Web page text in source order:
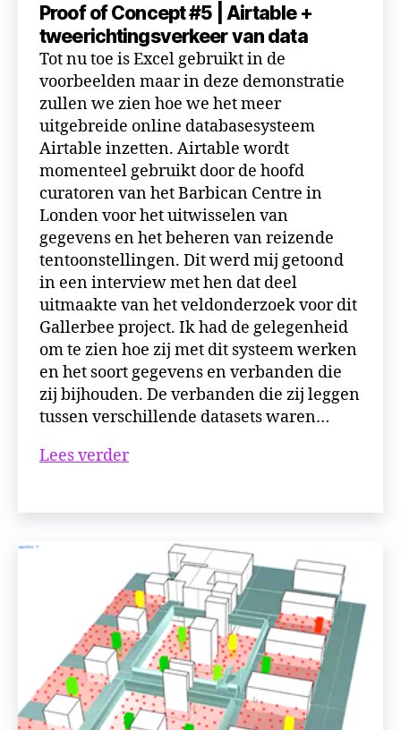
Proof of Concept #5 | Airtable +
tweerichtingsverkeer van data
Tot nu toe is Excel gebruikt in de
voorbeelden maar in deze demonstratie
zullen we zien hoe we het meer
uitgebreide online databasesysteem
Airtable inzetten. Airtable wordt
momenteel gebruikt door de hoofd
curatoren van het Barbican Centre in
Londen voor het uitwisselen van
gegevens en het beheren van reizende
tentoonstellingen. Dit werd mij getoond
in een interview met hen dat deel
uitmaakte van het veldonderzoek voor dit
Gallerbee project. Ik had de gelegenheid
om te zien hoe zij met dit systeem werken
en het soort gegevens en verbanden die
zij bijhouden. De verbanden die zij leggen
tussen verschillende datasets waren…
Lees verderProof
Airtable
+
tweerichtingsverkeer
van
data